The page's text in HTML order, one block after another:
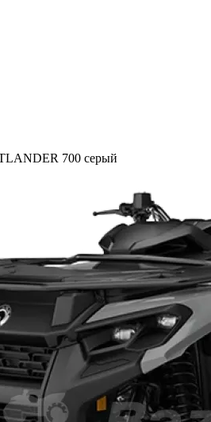
700 серый